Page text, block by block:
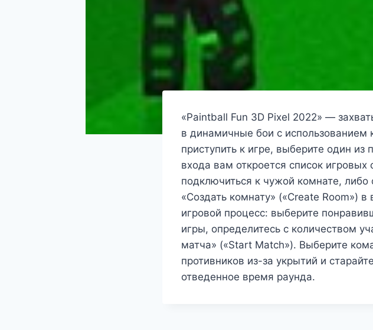
«Paintball Fun 3D Pixel 2022» —
в динамичные бои с
приступить к игре, выберите один
входа вам откроется список
подключиться к чужой комнате,
«Создать комнату» («Create Room»)
игровой процесс: выберите
игры, определитесь с количеством
матча» («Start Match»). Выберите
противников из-за укрытий и
отведенное время раунда.